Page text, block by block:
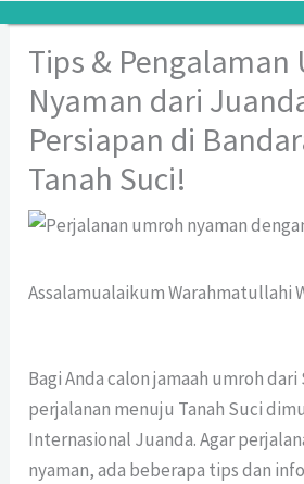
kontenTips & Pengalaman
Nyaman dari
Persiapan di
Tanah Suci!
Assalamualaikum Warahmatullahi
Bagi Anda calon jamaah umroh dari
perjalanan menuju Tanah Suci
Internasional Juanda. Agar
nyaman, ada beberapa tips dan